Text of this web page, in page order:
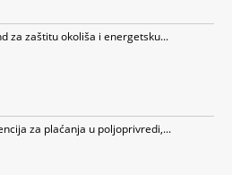
za zaštitu okoliša i energetsku...
za plaćanja u poljoprivredi,...